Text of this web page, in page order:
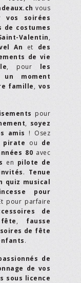
vous
vos soirées
de costumes
Valentin,
An et des
de vie
, pour les
un moment
famille, vos
pour
, soyez
amis ! Osez
pirate ou de
80 avec
en pilote de
. Tenue
quiz musical
pour
pour parfaire
de
, fausse
de fête
.
de
de vos
sous licence